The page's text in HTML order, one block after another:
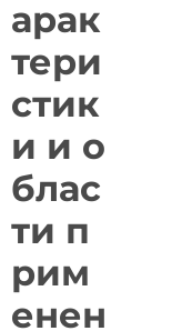
арак
тери
стик
и и о
блас
ти п
рим
енен